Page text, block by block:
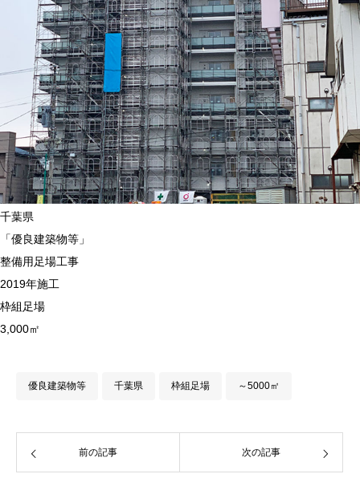
千葉県
「優良建築物等」
整備用足場工事
2019年施工
枠組足場
3,000㎡
優良建築物等 千葉県 枠組足場 ～5000㎡
前の記事 次の記事